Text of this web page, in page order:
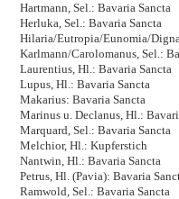
Hartmann, Sel.: Bavaria Sancta
Herluka, Sel.: Bavaria Sancta
Hilaria/Eutropia/Eunomia/
Karlmann/Carolomanus, Sel.:
Laurentius, Hl.: Bavaria Sancta
Lupus, Hl.: Bavaria Sancta
Makarius: Bavaria Sancta
Marinus u. Declanus, Hl.:
Marquard, Sel.: Bavaria Sancta
Melchior, Hl.: Kupferstich
Nantwin, Hl.: Bavaria Sancta
Petrus, Hl. (Pavia): Bavaria
Ramwold, Sel.: Bavaria Sancta